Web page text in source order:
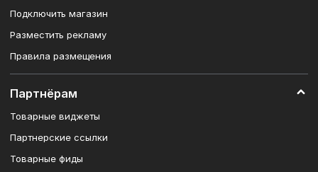
Подключить магазин
Разместить рекламу
Правила размещения
Партнёрам
Товарные виджеты
Партнерские ссылки
Товарные фиды